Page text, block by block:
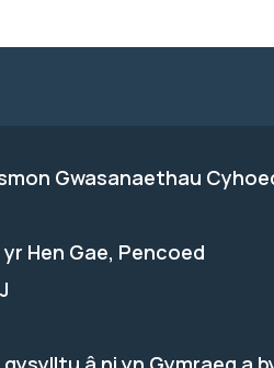
Gwasanaethau
yr Hen Gae, Pencoed